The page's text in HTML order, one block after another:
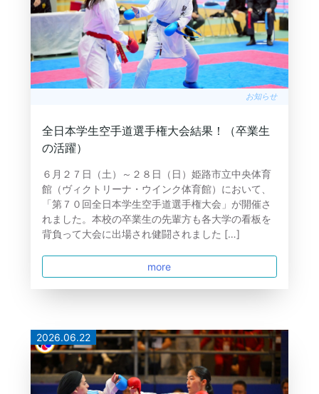
お知らせ
全日本学生空手道選手権大会結果！（卒業生
の活躍）
６月２７日（土）～２８日（日）姫路市立中央体育
館（ヴィクトリーナ・ウインク体育館）において、
「第７０回全日本学生空手道選手権大会」が開催さ
れました。本校の卒業生の先輩方も各大学の看板を
背負って大会に出場され健闘されました […]
more
2026.06.22